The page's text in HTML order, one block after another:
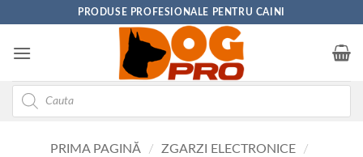
content
PRODUSE PROFESIONALE PENTRU CAINI
Products
search
PRIMA PAGINĂ / ZGARZI ELECTRONICE
/